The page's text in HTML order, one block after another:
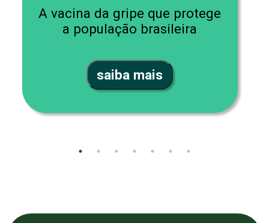
A vacina da gripe que protege
a população brasileira
saiba mais